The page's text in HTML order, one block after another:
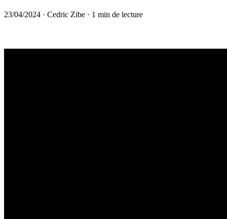
23/04/2024 · Cedric Zibe · 1 min de lecture